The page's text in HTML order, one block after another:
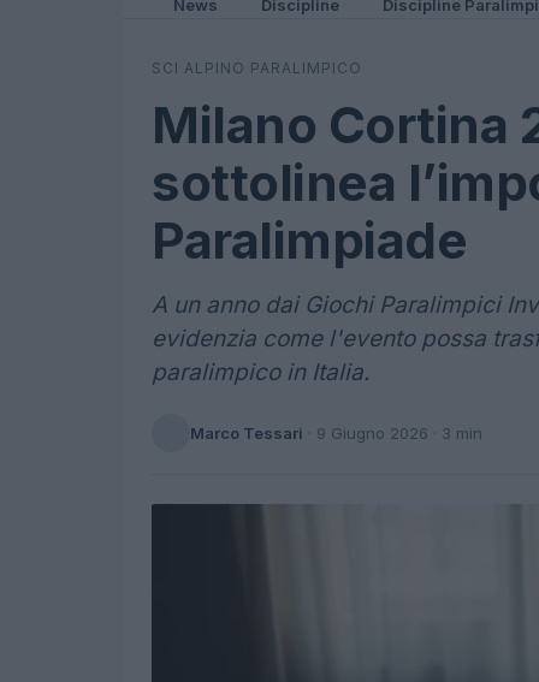
News Discipline Discipline
SCI ALPINO PARALIMPICO
Milano Cortina
sottolinea
Paralimpiade
A un anno dai Giochi Paralimpici
evidenzia come l'evento possa
paralimpico in Italia.
Marco Tessari · 9 Giugno 2026 · 3 min